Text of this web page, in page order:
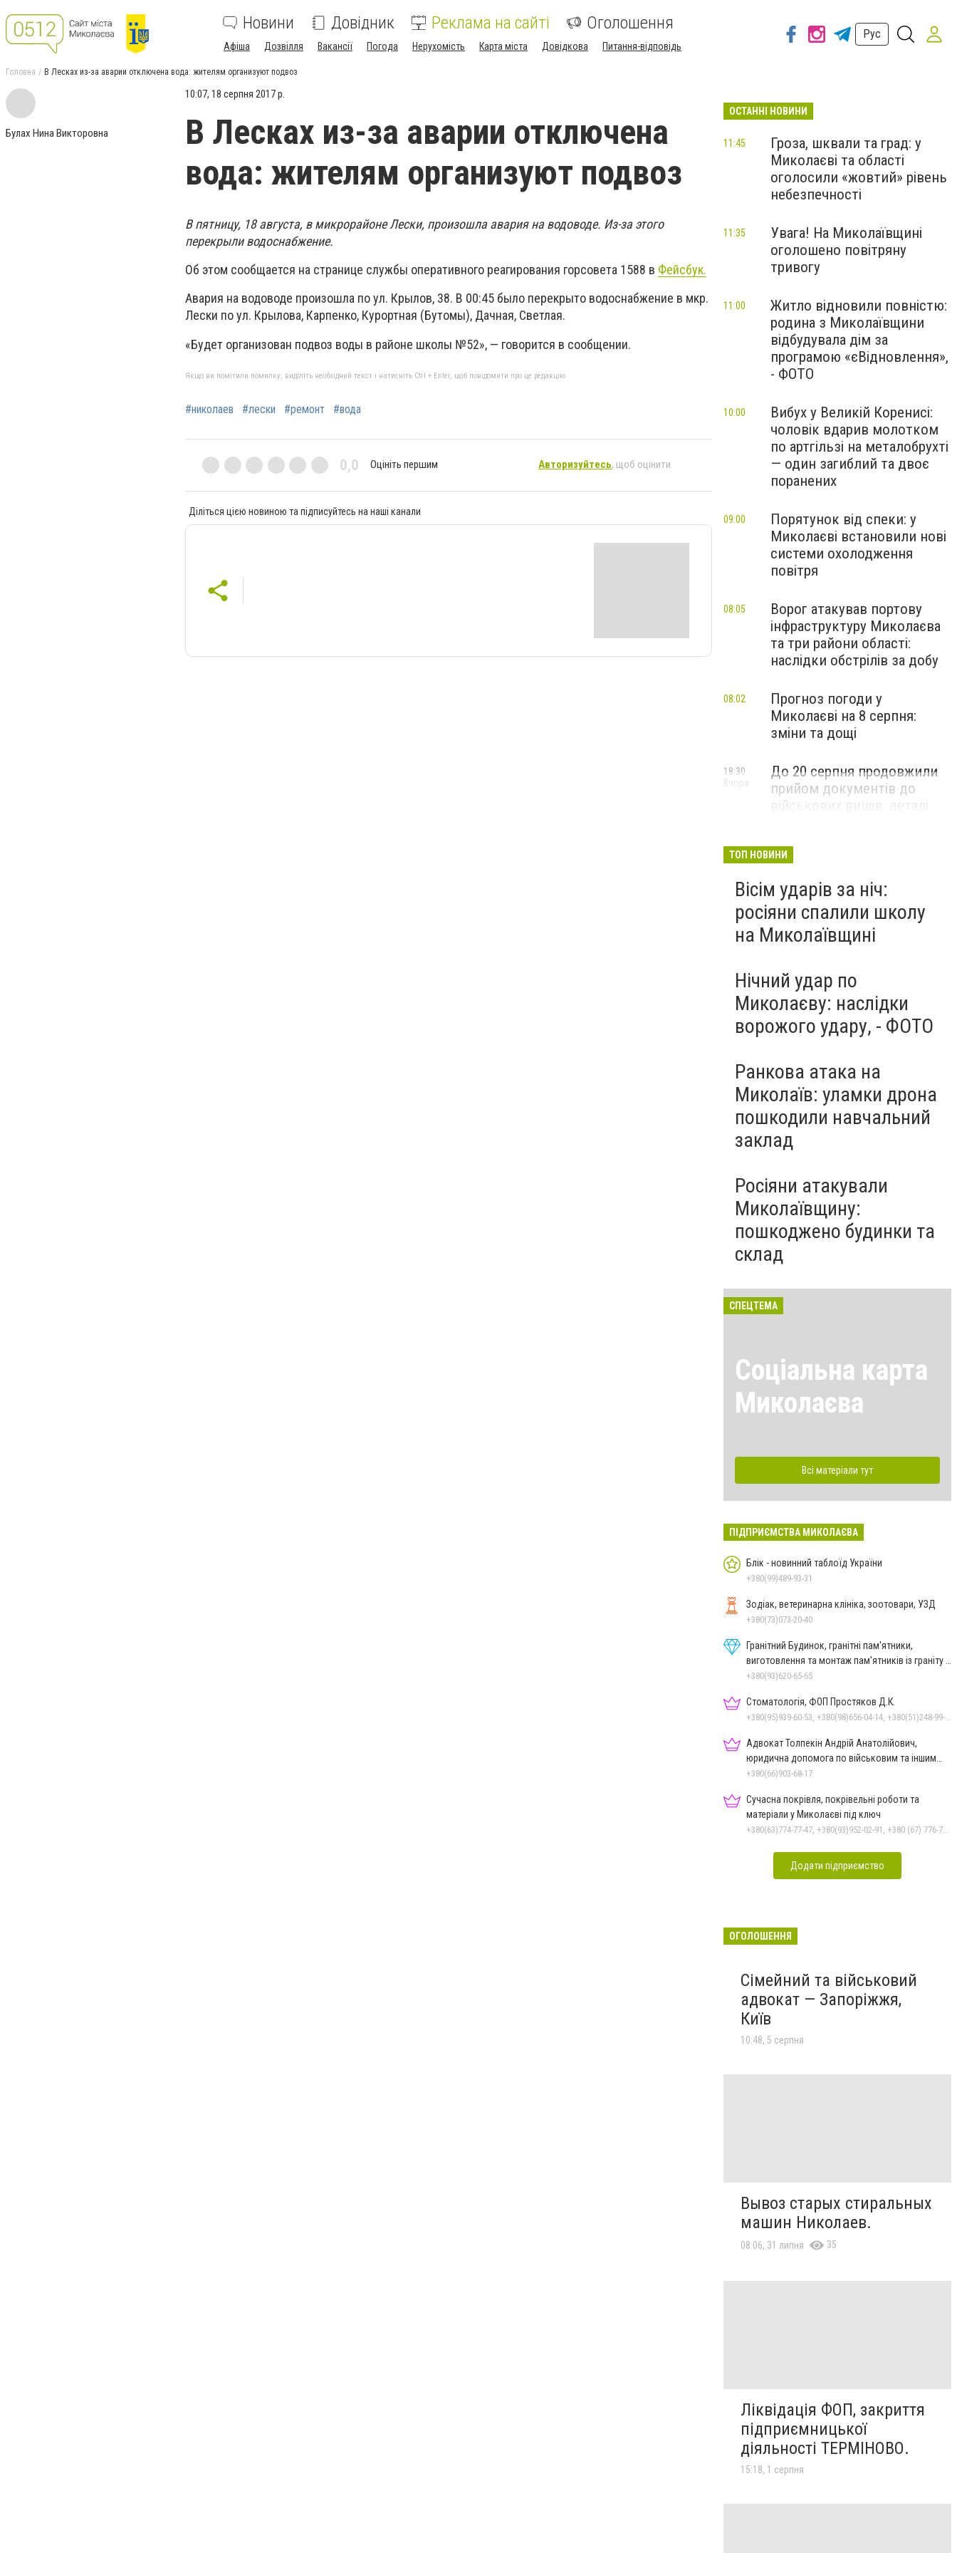
Новини Довідник Реклама на сайті Оголошення
Афіша Дозвілля Вакансії Погода Нерухомість Карта міста Довідкова Питання-відповідь
Рус
Головна В Лесках из-за аварии отключена вода: жителям организуют подвоз
Булах Нина Викторовна
10:07, 18 серпня 2017 р.
В Лесках из-за аварии отключена
вода: жителям организуют подвоз
В пятницу, 18 августа, в микрорайоне Лески, произошла авария на водоводе. Из-за этого
перекрыли водоснабжение.
Об этом сообщается на странице службы оперативного реагирования горсовета 1588 в Фейсбук.
Авария на водоводе произошла по ул. Крылов, 38. В 00:45 было перекрыто водоснабжение в мкр.
Лески по ул. Крылова, Карпенко, Курортная (Бутомы), Дачная, Светлая.
«Будет организован подвоз воды в районе школы №52», — говорится в сообщении.
Якщо ви помітили помилку, виділіть необхідний текст і натисніть Ctrl + Enter, щоб повідомити про це редакцію
#николаев #лески #ремонт #вода
0,0 Оцініть першим Авторизуйтесь, щоб оцінити
Діліться цією новиною та підписуйтесь на наші канали
ОСТАННІ НОВИНИ
Гроза, шквали та град: у
Миколаєві та області
оголосили «жовтий» рівень
небезпечності
11:45
Увага! На Миколаївщині
оголошено повітряну
тривогу
11:35
Житло відновили повністю:
родина з Миколаївщини
відбудувала дім за
програмою «єВідновлення»,
- ФОТО
11:00
Вибух у Великій Коренисі:
чоловік вдарив молотком
по артгільзі на металобрухті
— один загиблий та двоє
поранених
10:00
Порятунок від спеки: у
Миколаєві встановили нові
системи охолодження
повітря
09:00
Ворог атакував портову
інфраструктуру Миколаєва
та три райони області:
наслідки обстрілів за добу
08:05
Прогноз погоди у
Миколаєві на 8 серпня:
зміни та дощі
08:02
До 20 серпня продовжили
прийом документів до
військових вишів: деталі
18:30
Вчора
ТОП НОВИНИ
Вісім ударів за ніч:
росіяни спалили школу
на Миколаївщині
Нічний удар по
Миколаєву: наслідки
ворожого удару, - ФОТО
Ранкова атака на
Миколаїв: уламки дрона
пошкодили навчальний
заклад
Росіяни атакували
Миколаївщину:
пошкоджено будинки та
склад
СПЕЦТЕМА
Соціальна карта
Миколаєва
Всі матеріали тут
ПІДПРИЄМСТВА МИКОЛАЄВА
Блік - новинний таблоїд України
+380(99)489-93-31
Зодіак, ветеринарна клініка, зоотовари, УЗД
+380(73)073-20-40
Гранітний Будинок, гранітні пам'ятники,
виготовлення та монтаж пам'ятників із граніту в
Миколаєві
+380(93)620-65-65
Стоматологія, ФОП Простяков Д.К.
Адвокат Толпекін Андрій Анатолійович,
юридична допомога по військовим та іншим
справам
+380(66)903-68-17
Сучасна покрівля, покрівельні роботи та
матеріали у Миколаєві під ключ
Додати підприємство
ОГОЛОШЕННЯ
Сімейний та військовий
адвокат — Запоріжжя,
Київ
10:48, 5 серпня
Вывоз старых стиральных
машин Николаев.
08:06, 31 липня 35
Ліквідація ФОП, закриття
підприємницької
діяльності ТЕРМІНОВО.
15:18, 1 серпня